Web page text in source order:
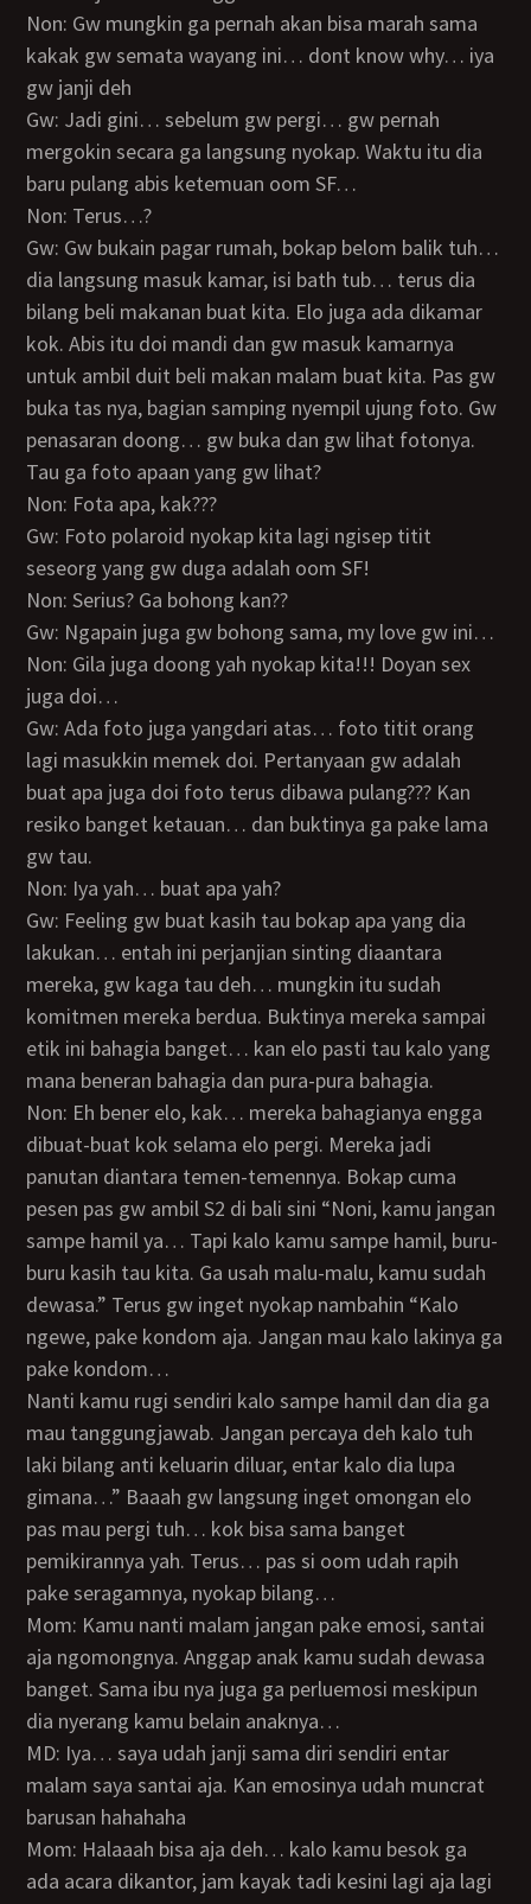
Non: Gw mungkin ga pernah akan bisa marah sama
kakak gw semata wayang ini… dont know why… iya
gw janji deh
Gw: Jadi gini… sebelum gw pergi… gw pernah
mergokin secara ga langsung nyokap. Waktu itu dia
baru pulang abis ketemuan oom SF…
Non: Terus…?
Gw: Gw bukain pagar rumah, bokap belom balik tuh…
dia langsung masuk kamar, isi bath tub… terus dia
bilang beli makanan buat kita. Elo juga ada dikamar
kok. Abis itu doi mandi dan gw masuk kamarnya
untuk ambil duit beli makan malam buat kita. Pas gw
buka tas nya, bagian samping nyempil ujung foto. Gw
penasaran doong… gw buka dan gw lihat fotonya.
Tau ga foto apaan yang gw lihat?
Non: Fota apa, kak???
Gw: Foto polaroid nyokap kita lagi ngisep titit
seseorg yang gw duga adalah oom SF!
Non: Serius? Ga bohong kan??
Gw: Ngapain juga gw bohong sama, my love gw ini…
Non: Gila juga doong yah nyokap kita!!! Doyan sex
juga doi…
Gw: Ada foto juga yangdari atas… foto titit orang
lagi masukkin memek doi. Pertanyaan gw adalah
buat apa juga doi foto terus dibawa pulang??? Kan
resiko banget ketauan… dan buktinya ga pake lama
gw tau.
Non: Iya yah… buat apa yah?
Gw: Feeling gw buat kasih tau bokap apa yang dia
lakukan… entah ini perjanjian sinting diaantara
mereka, gw kaga tau deh… mungkin itu sudah
komitmen mereka berdua. Buktinya mereka sampai
etik ini bahagia banget… kan elo pasti tau kalo yang
mana beneran bahagia dan pura-pura bahagia.
Non: Eh bener elo, kak… mereka bahagianya engga
dibuat-buat kok selama elo pergi. Mereka jadi
panutan diantara temen-temennya. Bokap cuma
pesen pas gw ambil S2 di bali sini “Noni, kamu jangan
sampe hamil ya… Tapi kalo kamu sampe hamil, buru-
buru kasih tau kita. Ga usah malu-malu, kamu sudah
dewasa.” Terus gw inget nyokap nambahin “Kalo
ngewe, pake kondom aja. Jangan mau kalo lakinya ga
pake kondom…
nanti kamu rugi sendiri kalo sampe hamil dan dia ga
mau tanggungjawab. Jangan percaya deh kalo tuh
laki bilang anti keluarin diluar, entar kalo dia lupa
gimana…” Baaah gw langsung inget omongan elo
pas mau pergi tuh… kok bisa sama banget
pemikirannya yah. Terus… pas si oom udah rapih
pake seragamnya, nyokap bilang…
Mom: Kamu nanti malam jangan pake emosi, santai
aja ngomongnya. Anggap anak kamu sudah dewasa
banget. Sama ibu nya juga ga perluemosi meskipun
dia nyerang kamu belain anaknya…
MD: Iya… saya udah janji sama diri sendiri entar
malam saya santai aja. Kan emosinya udah muncrat
barusan hahahaha
Mom: Halaaah bisa aja deh… kalo kamu besok ga
ada acara dikantor, jam kayak tadi kesini lagi aja lagi